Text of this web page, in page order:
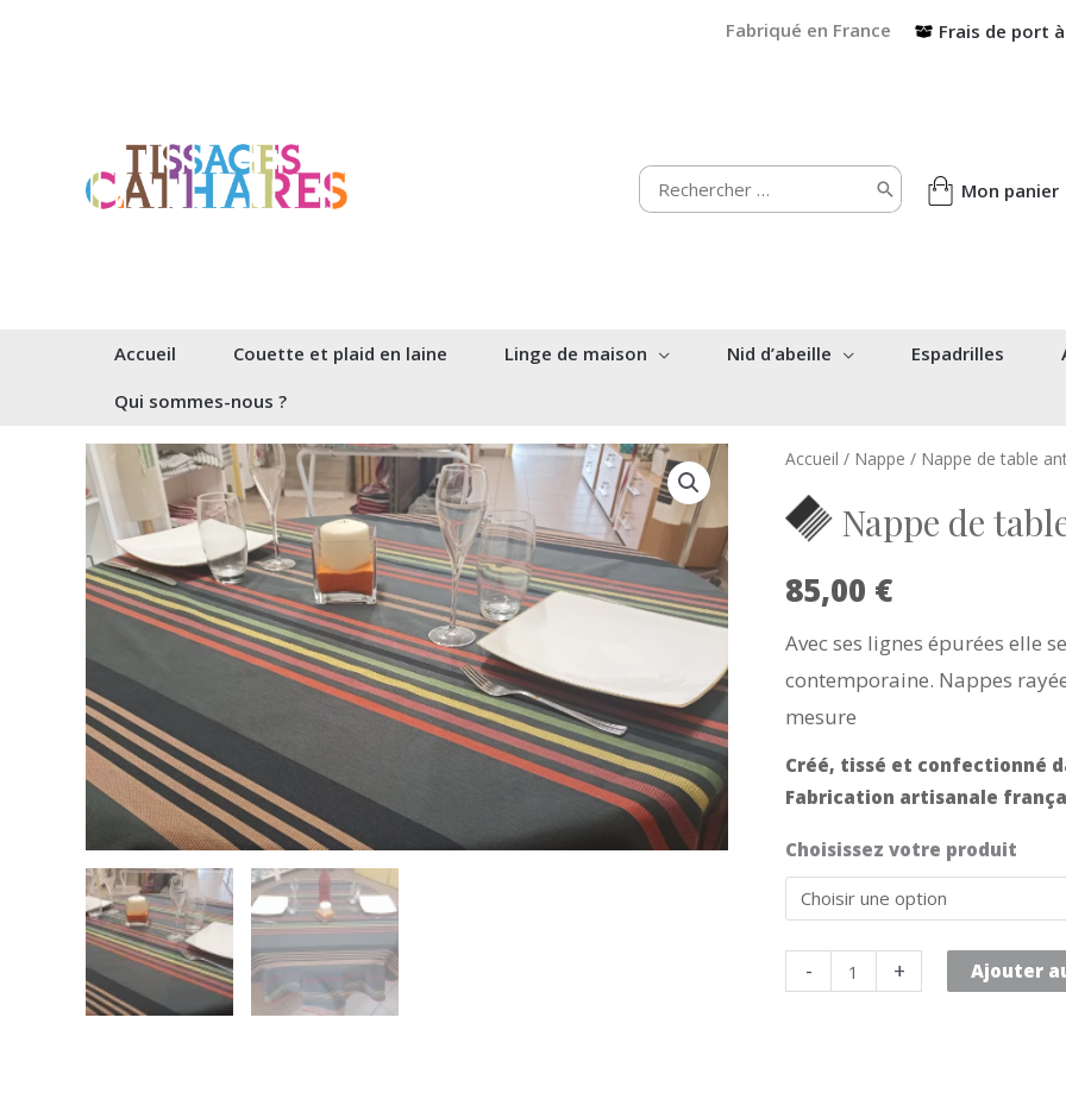
Fabriqué en France Frais de port
Rechercher:
Mon panier
Accueil Couette et plaid en laine Linge de maison Nid d’abeille Espadrilles
Qui sommes-nous ?
Accueil / Nappe / Nappe de table
Nappe de
85,00 €
Avec ses lignes épurées elle
contemporaine. Nappes
mesure
Créé, tissé et confectionné
Fabrication artisanale
Choisissez votre produit
-
quantité
de
+ Ajouter